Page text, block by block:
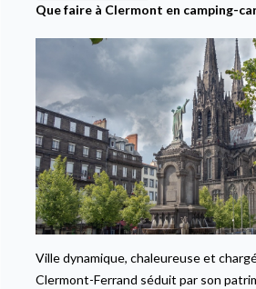
Que faire à Clermont en camping-
Ville dynamique, chaleureuse et
Clermont-Ferrand séduit par son